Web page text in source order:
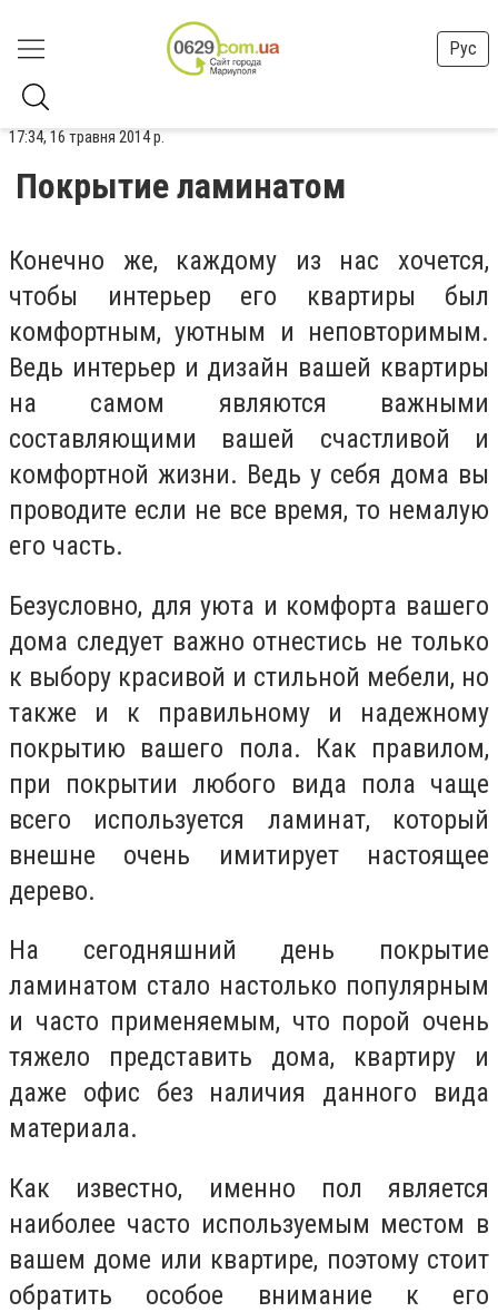
Рус
17:34, 16 травня 2014 р.
Покрытие ламинатом
Конечно же, каждому из нас хочется,
чтобы интерьер его квартиры был
комфортным, уютным и неповторимым.
Ведь интерьер и дизайн вашей квартиры
на самом являются важными
составляющими вашей счастливой и
комфортной жизни. Ведь у себя дома вы
проводите если не все время, то немалую
его часть.
Безусловно, для уюта и комфорта вашего
дома следует важно отнестись не только
к выбору красивой и стильной мебели, но
также и к правильному и надежному
покрытию вашего пола. Как правилом,
при покрытии любого вида пола чаще
всего используется ламинат, который
внешне очень имитирует настоящее
дерево.
На сегодняшний день покрытие
ламинатом стало настолько популярным
и часто применяемым, что порой очень
тяжело представить дома, квартиру и
даже офис без наличия данного вида
материала.
Как известно, именно пол является
наиболее часто используемым местом в
вашем доме или квартире, поэтому стоит
обратить особое внимание к его